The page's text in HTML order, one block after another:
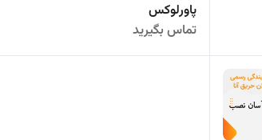
پاورلوکس
تماس بگیرید